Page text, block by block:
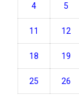
4 5
11 12
18 19
25 26